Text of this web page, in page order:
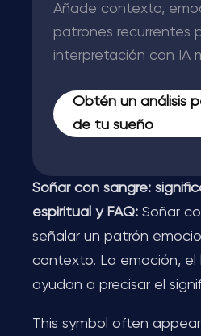
Añade contexto,
patrones recurrentes
interpretación con IA
Obtén un análisis
de tu sueño
Soñar con sangre:
espiritual y FAQ: Soñar
señalar un patrón
contexto. La emoción, el
ayudan a precisar el
This symbol often